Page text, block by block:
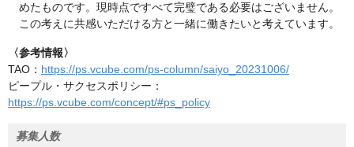
めたものです。現時点ですべて完璧である必要はございません。
この考えに共感いただける方と一緒に働きたいと考えています。
〈参考情報〉
TAO： https://ps.vcube.com/ps-column/saiyo_20231006/
ピープル・サクセスポリシー：
https://ps.vcube.com/concept/#ps_policy
募集人数